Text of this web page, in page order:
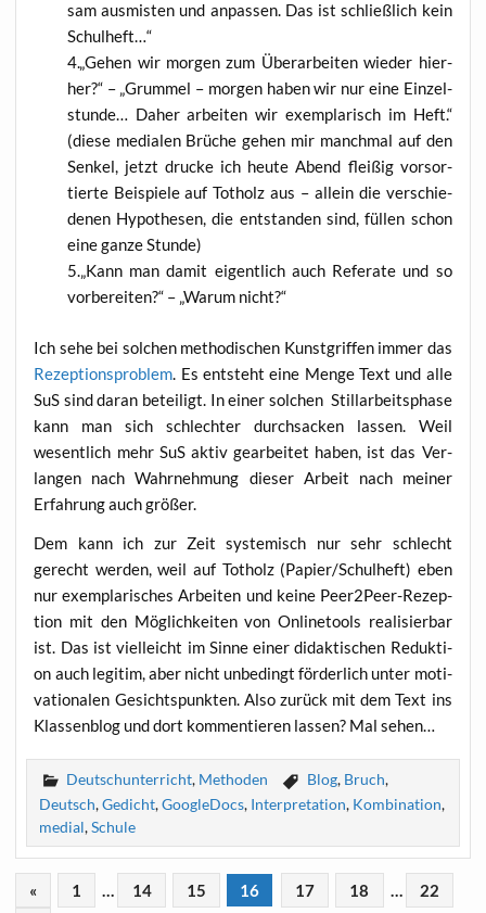
sam aus­mis­ten und anpas­sen. Das ist schließ­lich kein
Schulheft…“
„Gehen wir mor­gen zum Über­ar­bei­ten wie­der hier­
her?“ – „Grum­mel – mor­gen haben wir nur eine Ein­zel­
stun­de… Daher arbei­ten wir exem­pla­risch im Heft.“
(die­se media­len Brü­che gehen mir manch­mal auf den
Sen­kel, jetzt dru­cke ich heu­te Abend flei­ßig vor­sor­
tier­te Bei­spie­le auf Tot­holz aus – allein die ver­schie­
de­nen Hypo­the­sen, die ent­stan­den sind, fül­len schon
eine gan­ze Stunde)
„Kann man damit eigent­lich auch Refe­ra­te und so
vor­be­rei­ten?“ – „War­um nicht?“
Ich sehe bei sol­chen metho­di­schen Kunst­grif­fen immer das
Rezep­ti­ons­pro­blem. Es ent­steht eine Men­ge Text und alle
SuS sind dar­an betei­ligt. In einer sol­chen Stil­l­ar­beits­pha­se
kann man sich schlech­ter durch­sa­cken las­sen. Weil
wesent­lich mehr SuS aktiv gear­bei­tet haben, ist das Ver­
lan­gen nach Wahr­neh­mung die­ser Arbeit nach mei­ner
Erfah­rung auch größer.
Dem kann ich zur Zeit sys­te­misch nur sehr schlecht
gerecht wer­den, weil auf Tot­holz (Papier/Schulheft) eben
nur exem­pla­ri­sches Arbei­ten und kei­ne Peer2­Peer-Rezep­
ti­on mit den Mög­lich­kei­ten von Online­tools rea­li­sier­bar
ist. Das ist viel­leicht im Sin­ne einer didak­ti­schen Reduk­ti­
on auch legi­tim, aber nicht unbe­dingt för­der­lich unter moti­
va­tio­na­len Gesichts­punk­ten. Also zurück mit dem Text ins
Klas­sen­blog und dort kom­men­tie­ren las­sen? Mal sehen…
Deutschunterricht, Methoden Blog, Bruch,
Deutsch,Gedicht,GoogleDocs, Interpretation, Kombination,
medial,Schule
« 1 … 14 15 16 17 18 …
22